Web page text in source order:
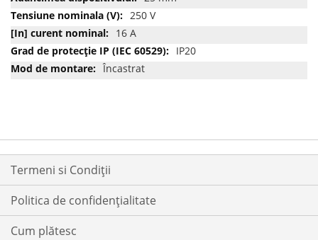
250 V
16 A
IP20
Încastrat
Termeni si Condiții
Politica de confidențialitate
Cum plătesc